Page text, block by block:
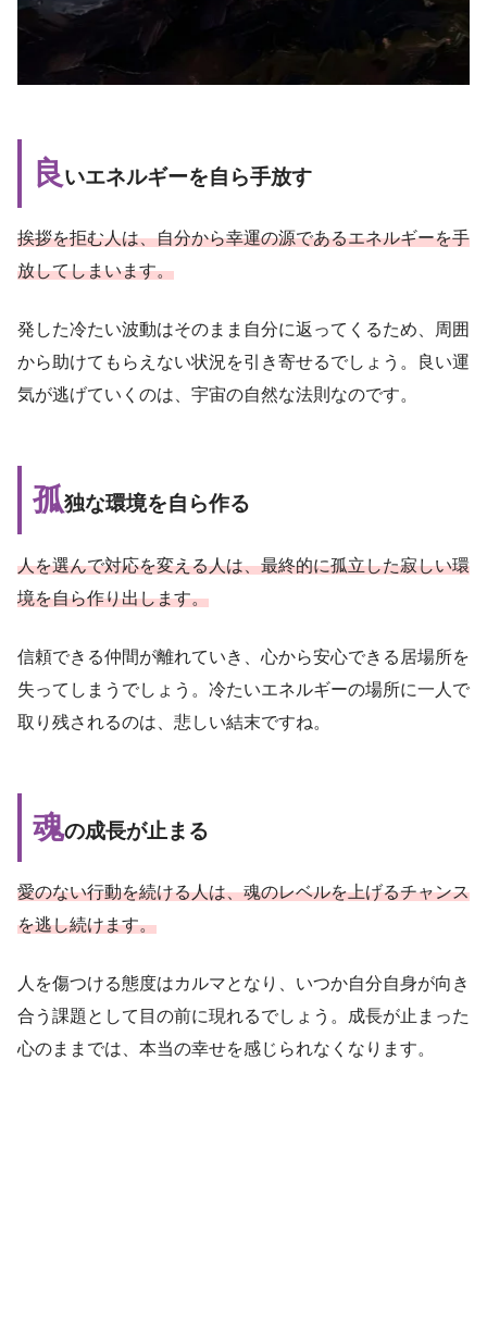
良いエネルギーを自ら手放す
挨拶を拒む人は、自分から幸運の源であるエネルギーを手
放してしまいます。
発した冷たい波動はそのまま自分に返ってくるため、周囲
から助けてもらえない状況を引き寄せるでしょう。良い運
気が逃げていくのは、宇宙の自然な法則なのです。
孤独な環境を自ら作る
人を選んで対応を変える人は、最終的に孤立した寂しい環
境を自ら作り出します。
信頼できる仲間が離れていき、心から安心できる居場所を
失ってしまうでしょう。冷たいエネルギーの場所に一人で
取り残されるのは、悲しい結末ですね。
魂の成長が止まる
愛のない行動を続ける人は、魂のレベルを上げるチャンス
を逃し続けます。
人を傷つける態度はカルマとなり、いつか自分自身が向き
合う課題として目の前に現れるでしょう。成長が止まった
心のままでは、本当の幸せを感じられなくなります。